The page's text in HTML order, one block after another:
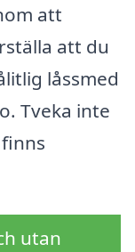
att
att du
låssmed
Tveka inte
utan